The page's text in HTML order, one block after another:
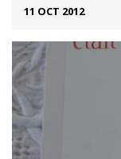
11 OCT 2012